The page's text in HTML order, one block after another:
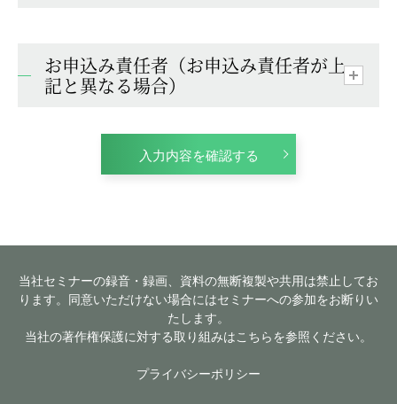
お申込み責任者（お申込み責任者が上
記と異なる場合）
入力内容を確認する
当社セミナーの録音・録画、資料の無断複製や共用は禁止してお
ります。同意いただけない場合にはセミナーへの参加をお断りい
たします。
当社の著作権保護に対する取り組みはこちらを参照ください。
プライバシーポリシー